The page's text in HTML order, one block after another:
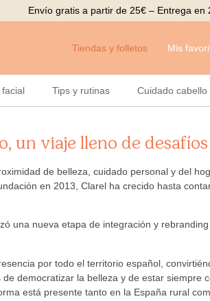
Envío gratis a partir de 25€ – Entrega en
Tiendas y folletos Mis
Tips y rutinas Cuidado cabello
un viaje lleno de
de belleza, cuidado personal y del
en 2013, Clarel ha crecido hasta
una nueva etapa de integración y
por todo el territorio español,
democratizar la belleza y de estar
está presente tanto en la España rural